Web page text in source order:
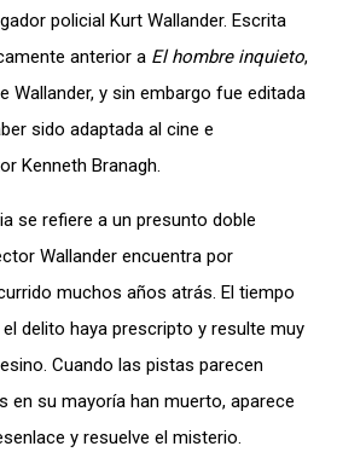
policial Kurt Wallander. Escrita
anterior a El hombre inquieto,
Wallander, y sin embargo fue editada
sido adaptada al cine e
Kenneth Branagh.
se refiere a un presunto doble
Wallander encuentra por
muchos años atrás. El tiempo
delito haya prescripto y resulte muy
Cuando las pistas parecen
en su mayoría han muerto, aparece
y resuelve el misterio.